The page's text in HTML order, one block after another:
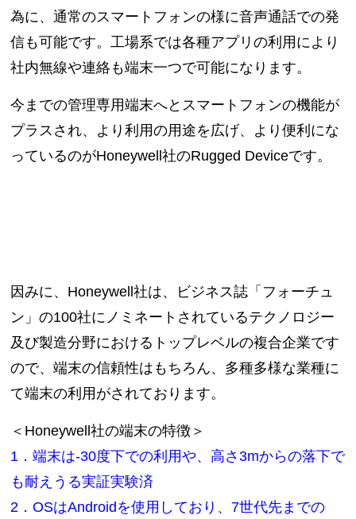
為に、通常のスマートフォンの様に音声通話での発
信も可能です。工場系では各種アプリの利用により
社内無線や連絡も端末一つで可能になります。
今までの管理専用端末へとスマートフォンの機能が
プラスされ、より利用の用途を広げ、より便利にな
っているのがHoneywell社のRugged Deviceです。
因みに、Honeywell社は、ビジネス誌「フォーチュ
ン」の100社にノミネートされているテクノロジー
及び製造分野におけるトップレベルの複合企業です
ので、端末の信頼性はもちろん、多種多様な業種に
て端末の利用がされております。
＜Honeywell社の端末の特徴＞
1．端末は-30度下での利用や、高さ3mからの落下で
も耐えうる実証実験済
2．OSはAndroidを使用しており、7世代先までの